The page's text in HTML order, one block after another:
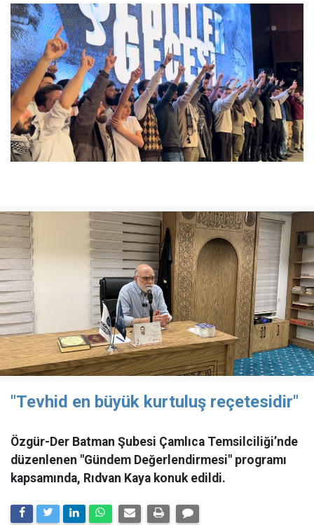
"Tevhid en büyük kurtuluş reçetesidir"
Özgür-Der Batman Şubesi Çamlıca Temsilciliği’nde
düzenlenen "Gündem Değerlendirmesi" programı
kapsamında, Rıdvan Kaya konuk edildi.